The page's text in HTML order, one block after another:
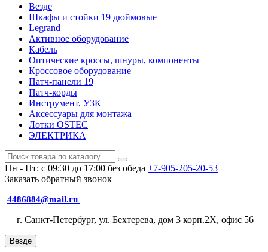
Везде
Шкафы и стойки 19 дюймовые
Legrand
Активное оборудование
Кабель
Оптические кроссы, шнуры, компоненты
Кроссовое оборудование
Патч-панели 19
Патч-корды
Инструмент, УЗК
Аксессуары для монтажа
Лотки OSTEC
ЭЛЕКТРИКА
Пн - Пт: с 09:30 до 17:00 без обеда +7-905-205-20-53
Заказать обратный звонок
4486884@mail.ru
г. Санкт-Петербург, ул. Бехтерева, дом 3 корп.2X, офис 56
Везде